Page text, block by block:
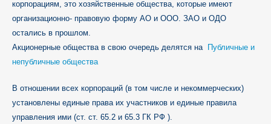
корпорациям, это хозяйственные общества, которые имеют
организационно- правовую форму АО и ООО. ЗАО и ОДО
остались в прошлом.
Акционерные общества в свою очередь делятся на Публичные и
непубличные общества
В отношении всех корпораций (в том числе и некоммерческих)
установлены единые права их участников и единые правила
управления ими (ст. ст. 65.2 и 65.3 ГК РФ ).